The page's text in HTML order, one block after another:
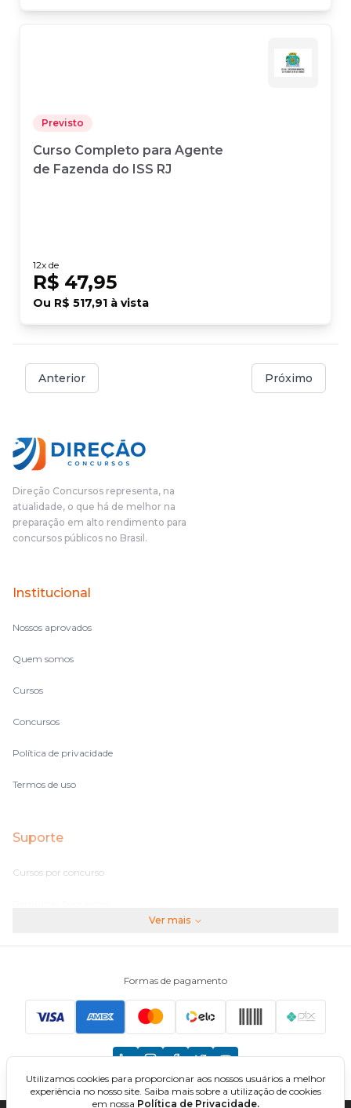
Previsto
Curso Completo para Agente
de Fazenda do ISS RJ
12x de
R$ 47,95
Ou R$ 517,91 à vista
Anterior Próximo
Direção Concursos representa, na
atualidade, o que há de melhor na
preparação em alto rendimento para
concursos públicos no Brasil.
Institucional
Nossos aprovados
Quem somos
Cursos
Concursos
Política de privacidade
Termos de uso
Suporte
Cursos por concurso
Principais Concursos
CNU
TCU
Ver mais
Formas de pagamento
Utilizamos cookies para proporcionar aos nossos usuários a melhor
experiência no nosso site. Saiba mais sobre a utilização de cookies
em nossa Política de Privacidade.